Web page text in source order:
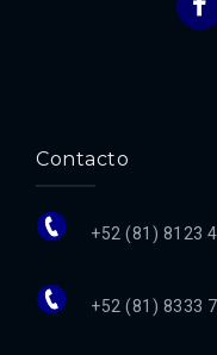
Contacto
+52 (81) 8123
+52 (81) 8333